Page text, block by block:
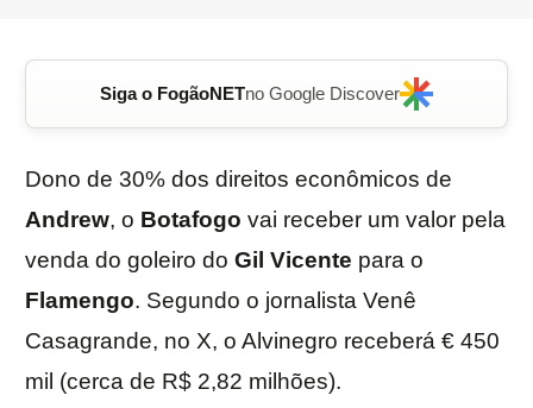
Siga o FogãoNETno Google Discover
Dono de 30% dos direitos econômicos de
Andrew, o Botafogo vai receber um valor pela
venda do goleiro do Gil Vicente para o
Flamengo. Segundo o jornalista Venê
Casagrande, no X, o Alvinegro receberá € 450
mil (cerca de R$ 2,82 milhões).